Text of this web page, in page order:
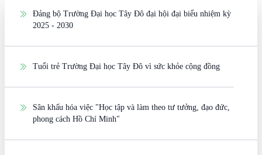
Đảng bộ Trường Đại học Tây Đô đại hội đại biểu nhiệm kỳ
2025 - 2030
Tuổi trẻ Trường Đại học Tây Đô vì sức khỏe cộng đồng
Sân khấu hóa việc "Học tập và làm theo tư tưởng, đạo đức,
phong cách Hồ Chí Minh"